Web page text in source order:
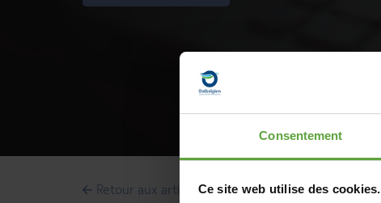
Consentement
Ce site web utilise des cookies.
Retour aux articles